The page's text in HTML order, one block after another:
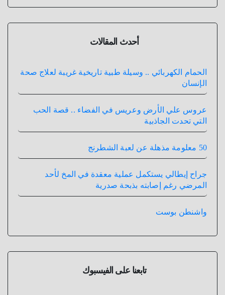
أحدث المقالات
الحمام الكهربائي .. وسيلة طبية تاريخية غريبة لعلاج صحة
الإنسان
عروس علي الأرض وعريس في الفضاء .. قصة الحب
التي تحدت الجاذبية
50 معلومة مذهلة عن لعبة الشطرنج
جراح إيطالي يستكمل عملية معقدة في المخ لأحد
المرضي رغم إصابته بذبحة صدرية
واشنطن بوست
تابعنا على الفيسبوك